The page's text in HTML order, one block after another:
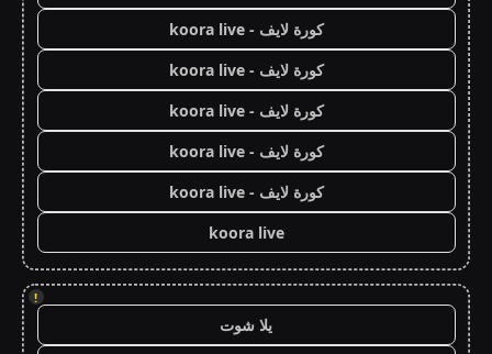
كورة لايف - koora live
كورة لايف - koora live
كورة لايف - koora live
كورة لايف - koora live
كورة لايف - koora live
koora live
!
يلا شوت